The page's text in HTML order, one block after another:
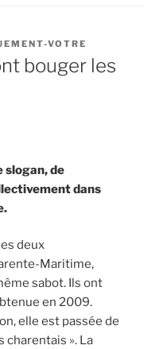
VOTRE
bouger les
slogan, de
dans
deux
Maritime,
sabot. Ils ont
en 2009.
elle est passée de
charentais ». La